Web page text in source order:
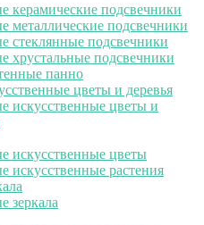
керамические подсвечники
металлические подсвечники
стеклянные подсвечники
хрустальные подсвечники
панно
цветы и деревья
искусственные цветы и
искусственные цветы
искусственные растения
зеркала